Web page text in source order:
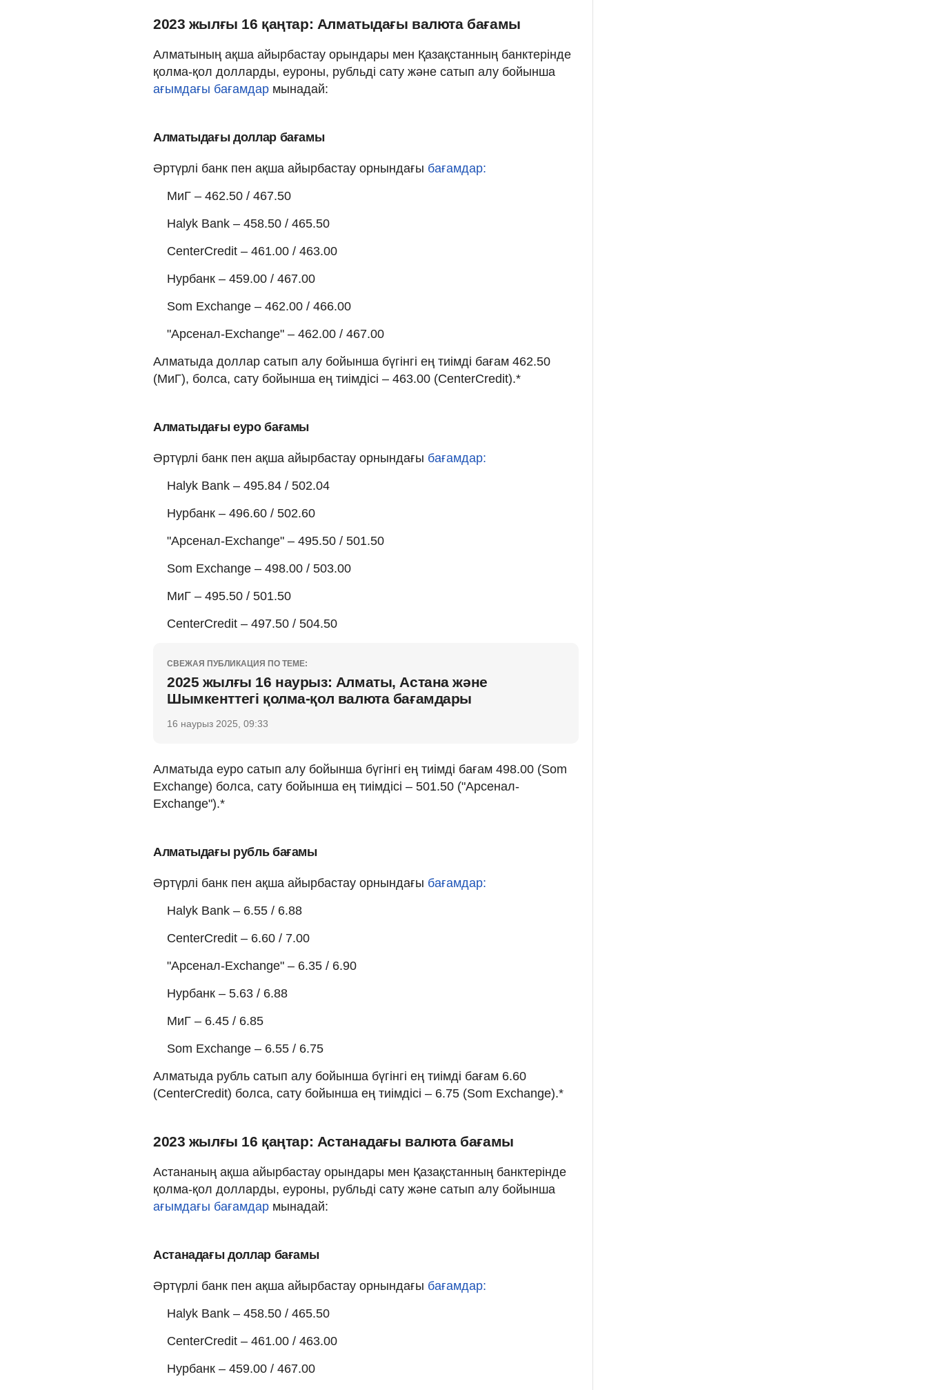
2023 жылғы 16 қаңтар: Алматыдағы валюта бағамы
Алматының ақша айырбастау орындары мен Қазақстанның банктерінде
қолма-қол долларды, еуроны, рубльді сату және сатып алу бойынша
ағымдағы бағамдар мынадай:
Алматыдағы доллар бағамы
Әртүрлі банк пен ақша айырбастау орнындағы бағамдар:
МиГ – 462.50 / 467.50
Halyk Bank – 458.50 / 465.50
CenterCredit – 461.00 / 463.00
Нурбанк – 459.00 / 467.00
Som Exchange – 462.00 / 466.00
"Арсенал-Exchange" – 462.00 / 467.00
Алматыда доллар сатып алу бойынша бүгінгі ең тиімді бағам 462.50
(МиГ), болса, сату бойынша ең тиімдісі – 463.00 (CenterCredit).*
Алматыдағы еуро бағамы
Әртүрлі банк пен ақша айырбастау орнындағы бағамдар:
Halyk Bank – 495.84 / 502.04
Нурбанк – 496.60 / 502.60
"Арсенал-Exchange" – 495.50 / 501.50
Som Exchange – 498.00 / 503.00
МиГ – 495.50 / 501.50
CenterCredit – 497.50 / 504.50
СВЕЖАЯ ПУБЛИКАЦИЯ ПО ТЕМЕ:
2025 жылғы 16 наурыз: Алматы, Астана және
Шымкенттегі қолма-қол валюта бағамдары
16 наурыз 2025, 09:33
Алматыда еуро сатып алу бойынша бүгінгі ең тиімді бағам 498.00 (Som
Exchange) болса, сату бойынша ең тиімдісі – 501.50 ("Арсенал-
Exchange").*
Алматыдағы рубль бағамы
Әртүрлі банк пен ақша айырбастау орнындағы бағамдар:
Halyk Bank – 6.55 / 6.88
CenterCredit – 6.60 / 7.00
"Арсенал-Exchange" – 6.35 / 6.90
Нурбанк – 5.63 / 6.88
МиГ – 6.45 / 6.85
Som Exchange – 6.55 / 6.75
Алматыда рубль сатып алу бойынша бүгінгі ең тиімді бағам 6.60
(CenterCredit) болса, сату бойынша ең тиімдісі – 6.75 (Som Exchange).*
2023 жылғы 16 қаңтар: Астанадағы валюта бағамы
Астананың ақша айырбастау орындары мен Қазақстанның банктерінде
қолма-қол долларды, еуроны, рубльді сату және сатып алу бойынша
ағымдағы бағамдар мынадай:
Астанадағы доллар бағамы
Әртүрлі банк пен ақша айырбастау орнындағы бағамдар:
Halyk Bank – 458.50 / 465.50
CenterCredit – 461.00 / 463.00
Нурбанк – 459.00 / 467.00